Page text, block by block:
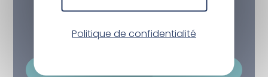
Politique de confidentialité
Nos marchés en cours